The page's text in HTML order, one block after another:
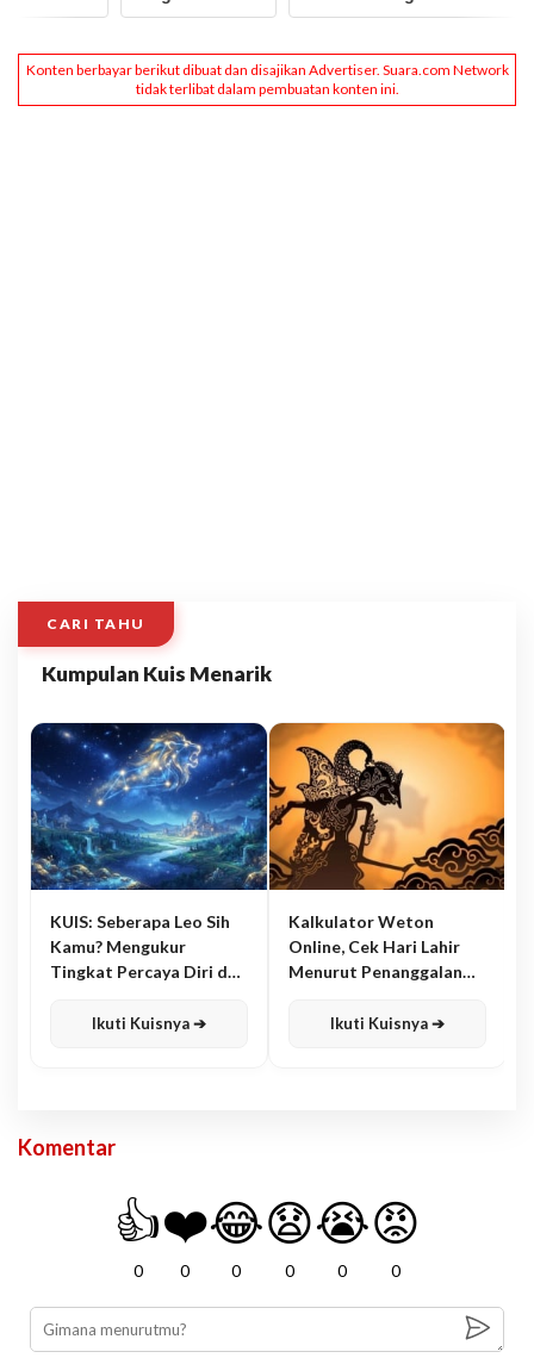
CARI TAHU
Kumpulan Kuis Menarik
KUIS: Seberapa Leo Sih
Kamu? Mengukur
Tingkat Percaya Diri dan
Ikuti Kuisnya ➔
Kalkulator Weton
Online, Cek Hari Lahir
Menurut Penanggalan
Ikuti Kuisnya ➔
Komentar
👍
0
❤️
0
😂
0
😧
0
😭
0
😡
0